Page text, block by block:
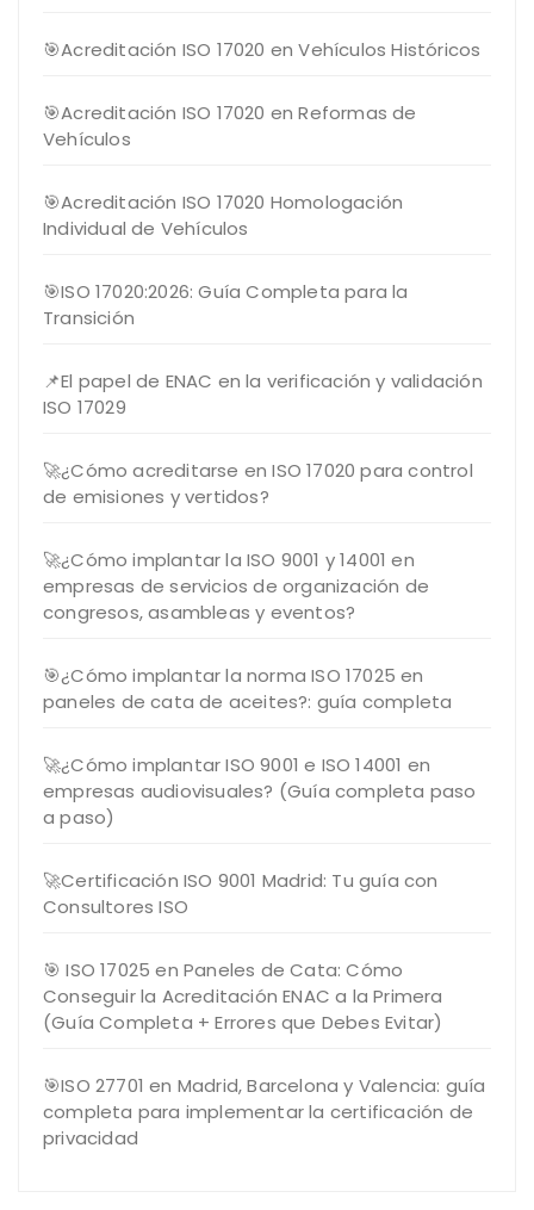
🎯Acreditación ISO 17020 en Vehículos Históricos
🎯Acreditación ISO 17020 en Reformas de
Vehículos
🎯Acreditación ISO 17020 Homologación
Individual de Vehículos
🎯ISO 17020:2026: Guía Completa para la
Transición
📌El papel de ENAC en la verificación y validación
ISO 17029
🚀¿Cómo acreditarse en ISO 17020 para control
de emisiones y vertidos?
🚀¿Cómo implantar la ISO 9001 y 14001 en
empresas de servicios de organización de
congresos, asambleas y eventos?
🎯¿Cómo implantar la norma ISO 17025 en
paneles de cata de aceites?: guía completa
🚀¿Cómo implantar ISO 9001 e ISO 14001 en
empresas audiovisuales? (Guía completa paso
a paso)
🚀Certificación ISO 9001 Madrid: Tu guía con
Consultores ISO
🎯 ISO 17025 en Paneles de Cata: Cómo
Conseguir la Acreditación ENAC a la Primera
(Guía Completa + Errores que Debes Evitar)
🎯ISO 27701 en Madrid, Barcelona y Valencia: guía
completa para implementar la certificación de
privacidad